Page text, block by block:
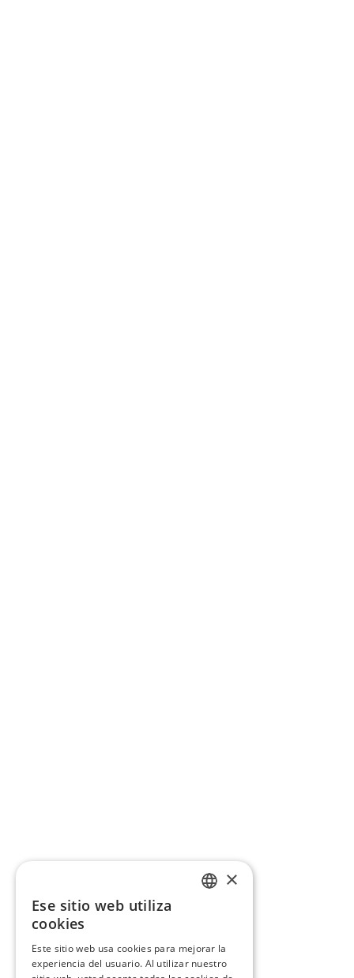
×
Ese sitio web utiliza
cookies
Este sitio web usa cookies para mejorar la
experiencia del usuario. Al utilizar nuestro